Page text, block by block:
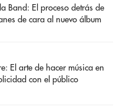
Band: El proceso detrás de
de cara al nuevo álbum
El arte de hacer música en
con el público